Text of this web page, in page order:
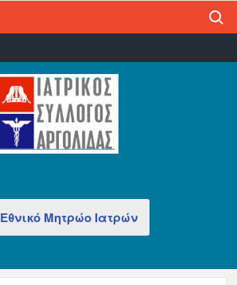
Εθνικό Μητρώο Ιατρών